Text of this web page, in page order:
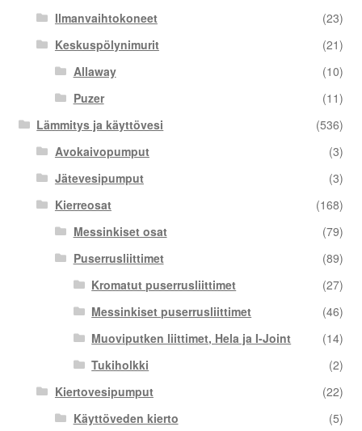
Ilmanvaihtokoneet
(23)
Keskuspölynimurit
(21)
Allaway
(10)
Puzer
(11)
Lämmitys ja käyttövesi
(536)
Avokaivopumput
(3)
Jätevesipumput
(3)
Kierreosat
(168)
Messinkiset osat
(79)
Puserrusliittimet
(89)
Kromatut puserrusliittimet
(27)
Messinkiset puserrusliittimet
(46)
Muoviputken liittimet, Hela ja I-Joint
(14)
Tukiholkki
(2)
Kiertovesipumput
(22)
Käyttöveden kierto
(5)